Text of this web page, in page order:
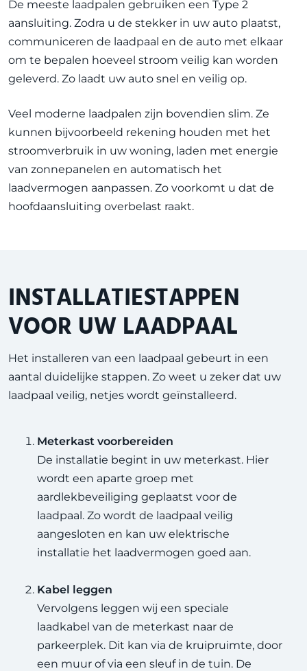
De meeste laadpalen gebruiken een Type 2
aansluiting. Zodra u de stekker in uw auto plaatst,
communiceren de laadpaal en de auto met elkaar
om te bepalen hoeveel stroom veilig kan worden
geleverd. Zo laadt uw auto snel en veilig op.
Veel moderne laadpalen zijn bovendien slim. Ze
kunnen bijvoorbeeld rekening houden met het
stroomverbruik in uw woning, laden met energie
van zonnepanelen en automatisch het
laadvermogen aanpassen. Zo voorkomt u dat de
hoofdaansluiting overbelast raakt.
INSTALLATIESTAPPEN
VOOR UW LAADPAAL
Het installeren van een laadpaal gebeurt in een
aantal duidelijke stappen. Zo weet u zeker dat uw
laadpaal veilig, netjes wordt geïnstalleerd.
Meterkast voorbereiden
De installatie begint in uw meterkast. Hier
wordt een aparte groep met
aardlekbeveiliging geplaatst voor de
laadpaal. Zo wordt de laadpaal veilig
aangesloten en kan uw elektrische
installatie het laadvermogen goed aan.
Kabel leggen
Vervolgens leggen wij een speciale
laadkabel van de meterkast naar de
parkeerplek. Dit kan via de kruipruimte, door
een muur of via een sleuf in de tuin. De